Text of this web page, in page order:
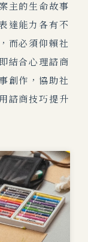
主的生命故事
達能力各有不
而必須仰賴社
結合心理諮商
創作，協助社
諮商技巧提升